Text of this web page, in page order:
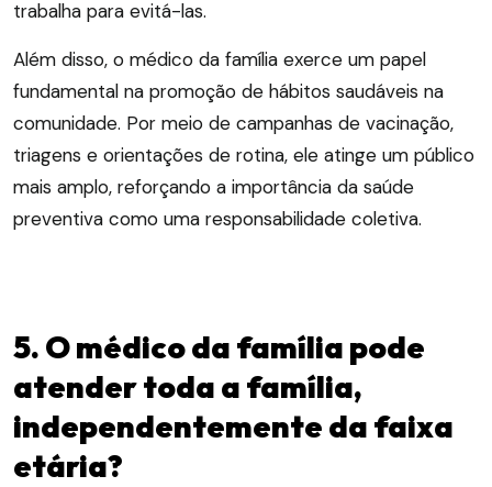
trabalha para evitá-las.
Além disso, o médico da família exerce um papel
fundamental na promoção de hábitos saudáveis na
comunidade. Por meio de campanhas de vacinação,
triagens e orientações de rotina, ele atinge um público
mais amplo, reforçando a importância da saúde
preventiva como uma responsabilidade coletiva.
5. O médico da família pode
atender toda a família,
independentemente da faixa
etária?